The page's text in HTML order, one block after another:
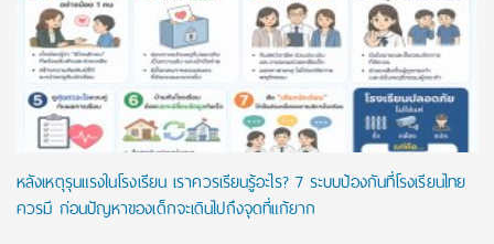
หลังเหตุรุนแรงในโรงเรียน เราควรเรียนรู้อะไร? 7 ระบบป้องกันที่โรงเรียนไทย
ควรมี ก่อนปัญหาของเด็กจะเดินไปถึงจุดที่แก้ยาก